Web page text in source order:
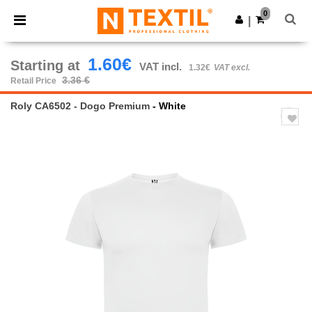
× Ntextil App
Better prices on app!
Get the app
0
Starting at 1.60€ VAT incl. 1.32€ VAT excl.
Retail Price
3.36 €
Roly CA6502 - Dogo Premium - White